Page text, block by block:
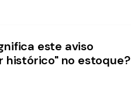
este aviso
histórico" no estoque?